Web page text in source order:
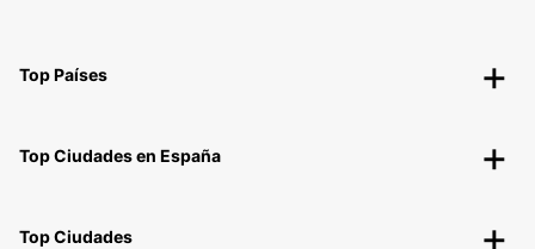
Top Países
Top Ciudades en España
Top Ciudades